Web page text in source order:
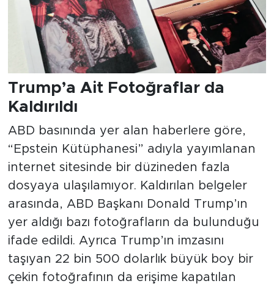
Trump’a Ait Fotoğraflar da
Kaldırıldı
ABD basınında yer alan haberlere göre,
“Epstein Kütüphanesi” adıyla yayımlanan
internet sitesinde bir düzineden fazla
dosyaya ulaşılamıyor. Kaldırılan belgeler
arasında, ABD Başkanı Donald Trump’ın
yer aldığı bazı fotoğrafların da bulunduğu
ifade edildi. Ayrıca Trump’ın imzasını
taşıyan 22 bin 500 dolarlık büyük boy bir
çekin fotoğrafının da erişime kapatılan